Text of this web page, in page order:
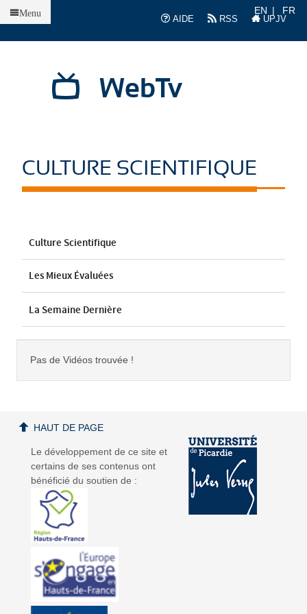
AIDE
RSS UPJV
EN FR
WebTv
Menu
CULTURE SCIENTIFIQUE
Culture Scientifique
Les Mieux Évaluées
La Semaine Dernière
Pas de Vidéos trouvée !
Le développement de ce site et
certains de ses contenus ont
bénéficié du soutien de :
HAUT DE PAGE